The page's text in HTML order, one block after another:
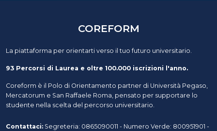
COREFORM
La piattaforma per orientarti verso il tuo futuro universitario.
93 Percorsi di Laurea e oltre 100.000 iscrizioni l'anno.
Coreform è il Polo di Orientamento partner di Università Pegaso,
Mercatorum e San Raffaele Roma, pensato per supportare lo
studente nella scelta del percorso universitario.
Contattaci: Segreteria: 0865090011 - Numero Verde: 800951901 -